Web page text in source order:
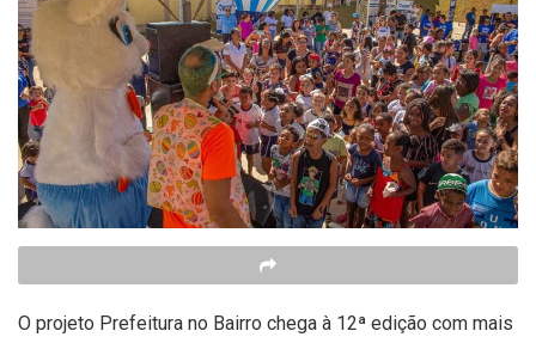
O projeto Prefeitura no Bairro chega à 12ª edição com mais